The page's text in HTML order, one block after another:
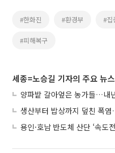
#한화진 #환경부 #집
#피해복구
세종=노승길 기자의 주요 뉴스
양파밭 갈아엎은 농가들…내